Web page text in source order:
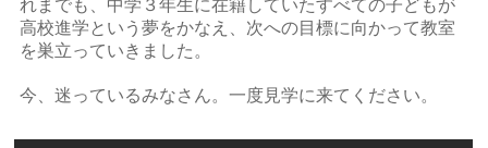
れまでも、中学３年生に在籍していたすべての子どもが
高校進学という夢をかなえ、次への目標に向かって教室
を巣立っていきました。
今、迷っているみなさん。一度見学に来てください。